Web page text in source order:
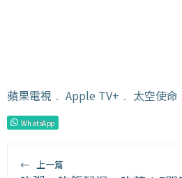
蘋果電視 ﹒ Apple TV+ ﹒ 太空使命
WhatsApp
← 上一篇